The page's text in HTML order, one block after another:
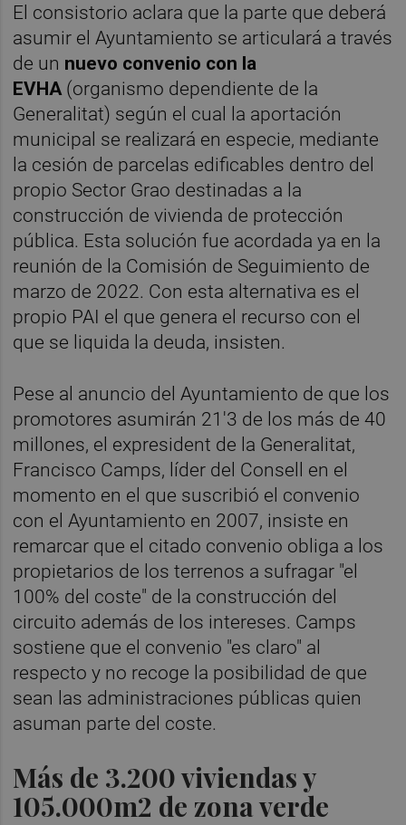
El consistorio aclara que la parte que deberá
asumir el Ayuntamiento se articulará a través
de un nuevo convenio con la
EVHA(organismo dependiente de la
Generalitat) según el cual la aportación
municipal se realizará en especie, mediante
la cesión de parcelas edificables dentro del
propio Sector Grao destinadas a la
construcción de vivienda de protección
pública. Esta solución fue acordada ya en la
reunión de la Comisión de Seguimiento de
marzo de 2022. Con esta alternativa es el
propio PAI el que genera el recurso con el
que se liquida la deuda, insisten.
Pese al anuncio del Ayuntamiento de que los
promotores asumirán 21'3 de los más de 40
millones, el expresident de la Generalitat,
Francisco Camps, líder del Consell en el
momento en el que suscribió el convenio
con el Ayuntamiento en 2007, insiste en
remarcar que el citado convenio obliga a los
propietarios de los terrenos a sufragar "el
100% del coste" de la construcción del
circuito además de los intereses. Camps
sostiene que el convenio "es claro" al
respecto y no recoge la posibilidad de que
sean las administraciones públicas quien
asuman parte del coste.
Más de 3.200 viviendas y
105.000m2 de zona verde